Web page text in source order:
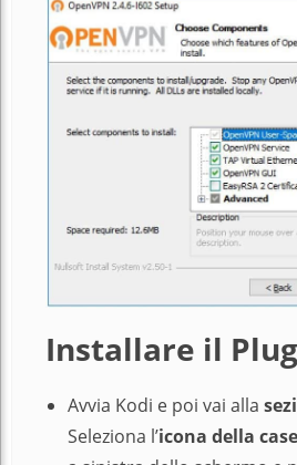
Installare il
Avvia Kodi e poi vai alla
Seleziona l’icona della